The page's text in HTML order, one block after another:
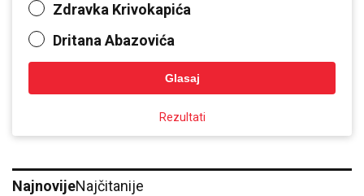
Zdravka Krivokapića
Dritana Abazovića
Glasaj
Rezultati
NajnovijeNajčitanije